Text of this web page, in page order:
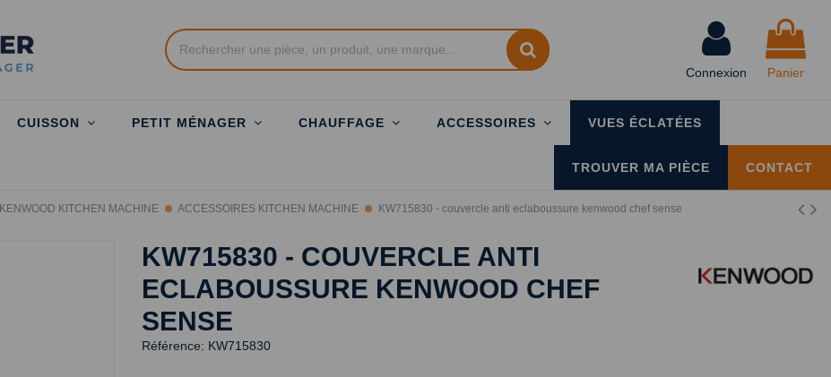
Connexion Panier
CUISSON PETIT MÉNAGER CHAUFFAGE ACCESSOIRES VUES ÉCLATÉES
CONTACT
TROUVER MA PIÈCE
KENWOOD KITCHEN MACHINE ACCESSOIRES KITCHEN MACHINE KW715830 - couvercle anti eclaboussure kenwood chef sense
KW715830 - COUVERCLE ANTI
ECLABOUSSURE KENWOOD CHEF
SENSE
Référence: KW715830